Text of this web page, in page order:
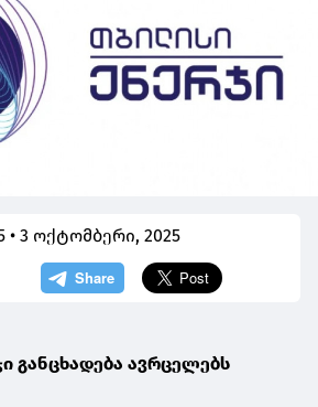
• 3 ოქტომბერი, 2025
განცხადება ავრცელებს